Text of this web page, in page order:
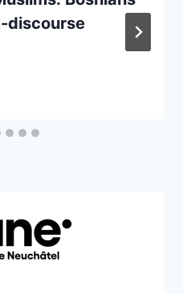
discourse